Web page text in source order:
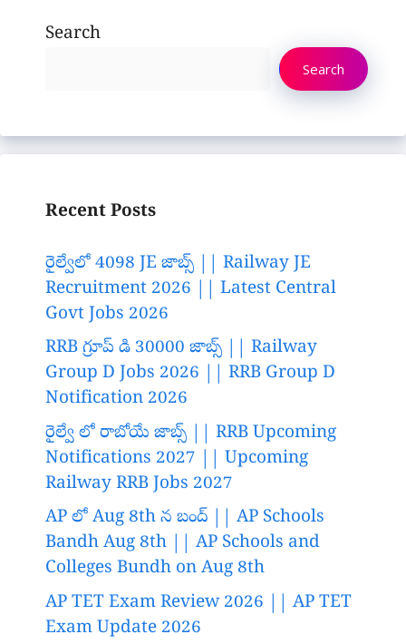
Search
Search
Recent Posts
రైల్వేలో 4098 JE జాబ్స్ || Railway JE
Recruitment 2026 || Latest Central
Govt Jobs 2026
RRB గ్రూప్ డి 30000 జాబ్స్ || Railway
Group D Jobs 2026 || RRB Group D
Notification 2026
రైల్వే లో రాబోయే జాబ్స్ || RRB Upcoming
Notifications 2027 || Upcoming
Railway RRB Jobs 2027
AP లో Aug 8th న బంద్ || AP Schools
Bandh Aug 8th || AP Schools and
Colleges Bundh on Aug 8th
AP TET Exam Review 2026 || AP TET
Exam Update 2026